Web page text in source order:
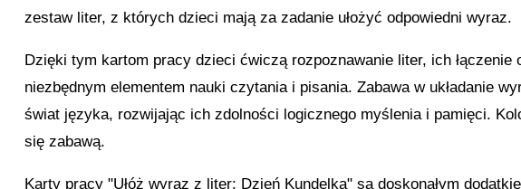
zestaw liter, z których dzieci mają za zadanie ułożyć odpowiedni wyraz.
Dzięki tym kartom pracy dzieci ćwiczą rozpoznawanie liter, ich łączenie
niezbędnym elementem nauki czytania i pisania. Zabawa w układanie
świat języka, rozwijając ich zdolności logicznego myślenia i pamięci.
się zabawą.
Karty pracy "Ułóż wyraz z liter: Dzień Kundelka" są doskonałym